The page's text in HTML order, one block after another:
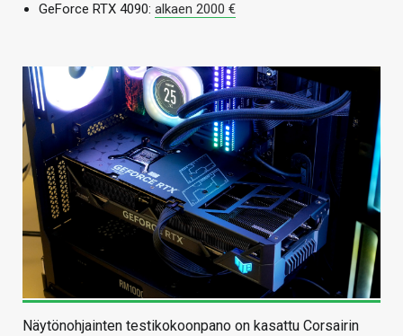
GeForce RTX 4090: alkaen 2000 €
Näytönohjainten testikokoonpano on kasattu Corsairin